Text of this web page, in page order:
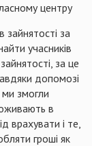
центру
зайнятості за
учасників
за це
допомозі
змогли
в
врахувати і те,
гроші як